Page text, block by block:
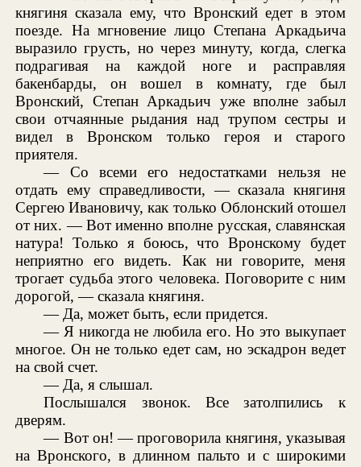
княгиня сказала ему, что Вронский едет в этом
поезде. На мгновение лицо Степана Аркадьича
выразило грусть, но через минуту, когда, слегка
подрагивая на каждой ноге и расправляя
бакенбарды, он вошел в комнату, где был
Вронский, Степан Аркадьич уже вполне забыл
свои отчаянные рыдания над трупом сестры и
видел в Вронском только героя и старого
приятеля.
— Со всеми его недостатками нельзя не
отдать ему справедливости, — сказала княгиня
Сергею Ивановичу, как только Облонский отошел
от них. — Вот именно вполне русская, славянская
натура! Только я боюсь, что Вронскому будет
неприятно его видеть. Как ни говорите, меня
трогает судьба этого человека. Поговорите с ним
дорогой, — сказала княгиня.
— Да, может быть, если придется.
— Я никогда не любила его. Но это выкупает
многое. Он не только едет сам, но эскадрон ведет
на свой счет.
— Да, я слышал.
Послышался звонок. Все затолпились к
дверям.
— Вот он! — проговорила княгиня, указывая
на Вронского, в длинном пальто и с широкими